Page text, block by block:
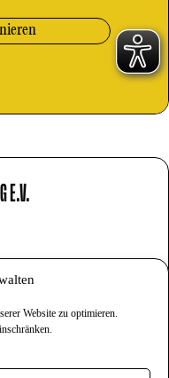
Website zu optimieren.
E.V.